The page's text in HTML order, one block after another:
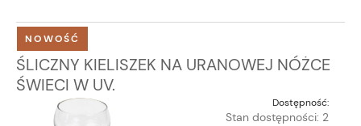
ŚLICZNY KIELISZEK NA URANOWEJ NÓŻCE
ŚWIECI W UV.
Dostępność:
Stan dostępności: 2
NOWOŚĆ